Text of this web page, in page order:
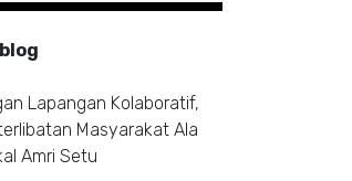
Lapangan Kolaboratif,
Masyarakat Ala
Amri Setu